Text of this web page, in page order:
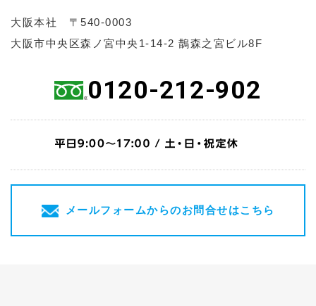
大阪本社 〒540-0003
大阪市中央区森ノ宮中央1-14-2 鵲森之宮ビル8F
0120-212-902
メールフォームからのお問合せはこちら